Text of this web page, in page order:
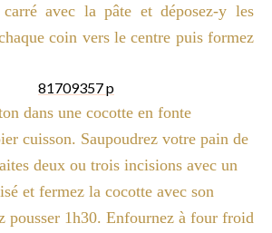
avec la pâte et déposez-y les
coin vers le centre puis formez
dans une cocotte en fonte
cuisson. Saupoudrez votre pain de
deux ou trois incisions avec un
et fermez la cocotte avec son
pousser 1h30. Enfournez à four froid